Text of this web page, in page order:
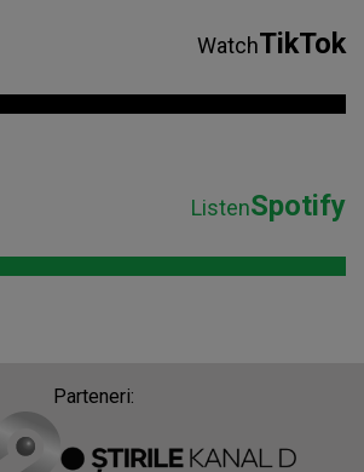
WatchTikTok
ListenSpotify
Parteneri: